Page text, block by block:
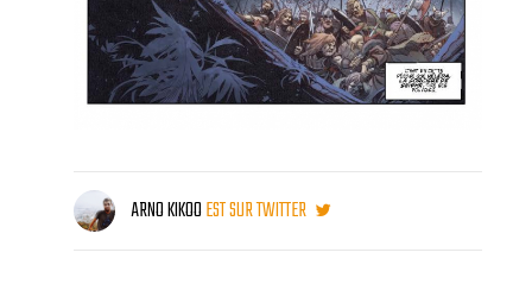
ARNO KIKOOEST SUR TWITTER